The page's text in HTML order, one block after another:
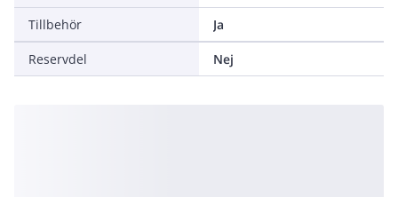
Tillbehör
Ja
Reservdel Nej